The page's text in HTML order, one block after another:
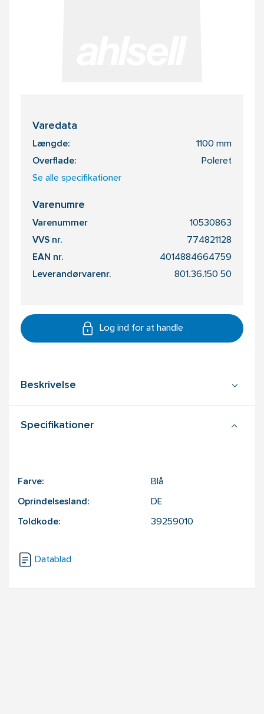
Varedata
Længde: 1100 mm
Overflade: Poleret
Se alle specifikationer
Varenumre
Varenummer 10530863
VVS nr. 774821128
EAN nr. 4014884664759
Leverandørvarenr. 801.36.150 50
Log ind for at handle
Beskrivelse
Specifikationer
Farve: Blå
Oprindelsesland: DE
Toldkode: 39259010
Datablad